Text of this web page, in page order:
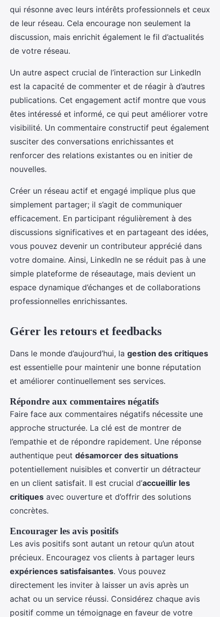
qui résonne avec leurs intérêts professionnels et ceux
de leur réseau. Cela encourage non seulement la
discussion, mais enrichit également le fil d’actualités
de votre réseau.
Un autre aspect crucial de l’interaction sur LinkedIn
est la capacité de commenter et de réagir à d’autres
publications. Cet engagement actif montre que vous
êtes intéressé et informé, ce qui peut améliorer votre
visibilité. Un commentaire constructif peut également
susciter des conversations enrichissantes et
renforcer des relations existantes ou en initier de
nouvelles.
Créer un réseau actif et engagé implique plus que
simplement partager; il s’agit de communiquer
efficacement. En participant régulièrement à des
discussions significatives et en partageant des idées,
vous pouvez devenir un contributeur apprécié dans
votre domaine. Ainsi, LinkedIn ne se réduit pas à une
simple plateforme de réseautage, mais devient un
espace dynamique d’échanges et de collaborations
professionnelles enrichissantes.
Gérer les retours et feedbacks
Dans le monde d’aujourd’hui, la gestion des critiques
est essentielle pour maintenir une bonne réputation
et améliorer continuellement ses services.
Répondre aux commentaires négatifs
Faire face aux commentaires négatifs nécessite une
approche structurée. La clé est de montrer de
l’empathie et de répondre rapidement. Une réponse
authentique peut désamorcer des situations
potentiellement nuisibles et convertir un détracteur
en un client satisfait. Il est crucial d’accueillir les
critiques avec ouverture et d’offrir des solutions
concrètes.
Encourager les avis positifs
Les avis positifs sont autant un retour qu’un atout
précieux. Encouragez vos clients à partager leurs
expériences satisfaisantes. Vous pouvez
directement les inviter à laisser un avis après un
achat ou un service réussi. Considérez chaque avis
positif comme un témoignage en faveur de votre